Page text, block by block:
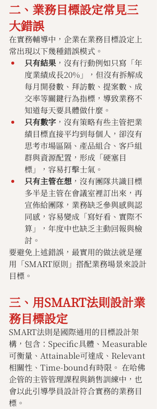
二、業務目標設定常見三
大錯誤
在實務輔導中，企業在業務目標設定上
常出現以下幾種錯誤模式。
只有結果 ，沒有行動例如只寫「年
度業績成長20%」，但沒有拆解成
每月開發數、拜訪數、提案數、成
交率等關鍵行為指標，導致業務不
知道每天要具體做什麼。
只有數字 ，沒有策略有些主管把業
績目標直接平均到每個人，卻沒有
思考市場區隔、產品組合、客戶組
群與資源配置，形成「硬塞目
標」，容易打擊士氣。
只有主管在想 ，沒有團隊共識目標
多半是主管在會議室裡訂出來，再
宣佈給團隊，業務缺乏參與感與認
同感，容易變成「寫好看、實際不
算」，年度中也缺乏主動回報與檢
討。
要避免上述錯誤，最實用的做法就是運
用「SMART原則」搭配業務場景來設計
目標。
三、用SMART法則設計業
務目標設定
SMART法則是國際通用的目標設計架
構，包含：Specific具體、Measurable
可衡量、Attainable可達成、Relevant
相關性、Time-bound有時限。 在哈佛
企管的主管管理課程與銷售訓練中，也
會以此引導學員設計符合實務的業務目
標。